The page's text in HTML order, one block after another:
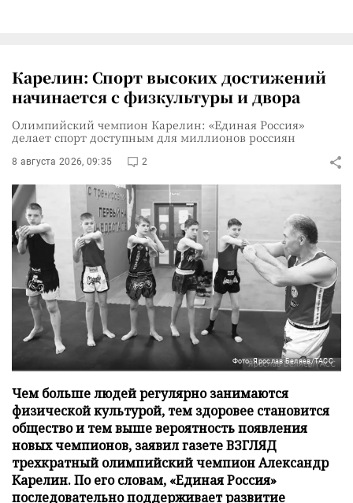
Карелин: Спорт высоких достижений
начинается с физкультуры и двора
Олимпийский чемпион Карелин: «Единая Россия»
делает спорт доступным для миллионов россиян
8 августа 2026, 09:35 2
Фото: Ярослав Беляев/ТАСС
Чем больше людей регулярно занимаются
физической культурой, тем здоровее становится
общество и тем выше вероятность появления
новых чемпионов, заявил газете ВЗГЛЯД
трехкратный олимпийский чемпион Александр
Карелин. По его словам, «Единая Россия»
последовательно поддерживает развитие